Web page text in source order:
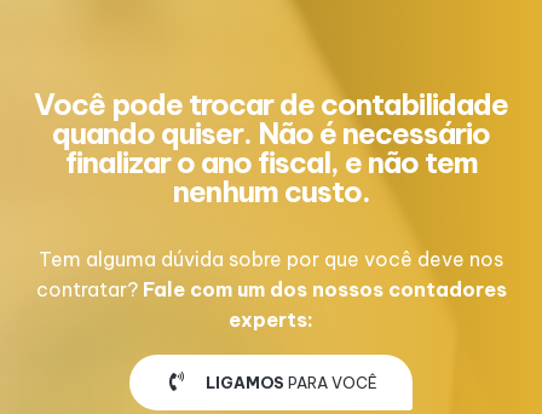
Você pode trocar de contabilidade
quando quiser. Não é necessário
finalizar o ano fiscal, e não tem
nenhum custo.
Tem alguma dúvida sobre por que você deve nos
contratar? Fale com um dos nossos contadores
experts:
LIGAMOS PARA VOCÊ